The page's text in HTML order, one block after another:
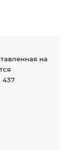
на
437